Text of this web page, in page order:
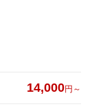
14,000円～